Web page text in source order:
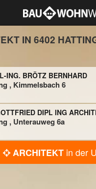
IN 6402
ING. BRÖTZ BERNHARD
, Kimmelsbach 6
DIPL ING
, Unterauweg 6a
ARCHITEKTin der